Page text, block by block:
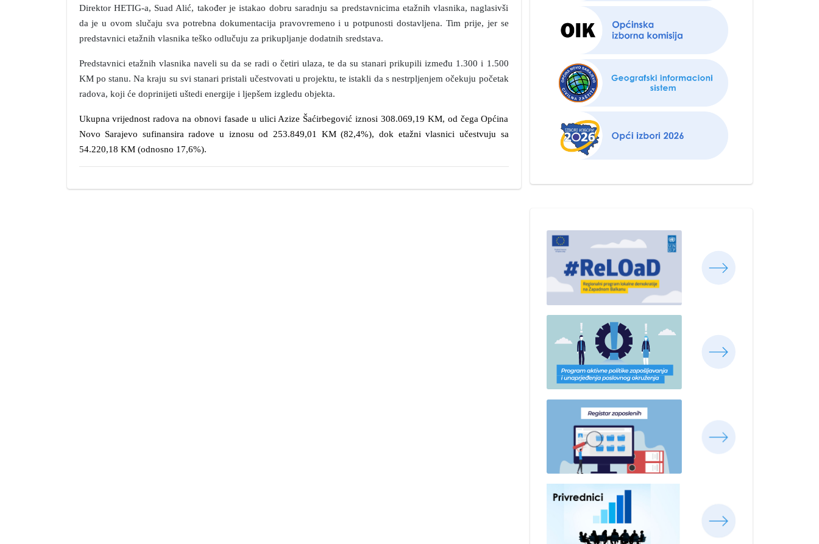
Direktor HETIG-a, Suad Alić, također je istakao dobru saradnju sa predstavnicima etažnih vlasnika, naglasivši
da je u ovom slučaju sva potrebna dokumentacija pravovremeno i u potpunosti dostavljena. Tim prije, jer se
predstavnici etažnih vlasnika teško odlučuju za prikupljanje dodatnih sredstava.
Predstavnici etažnih vlasnika naveli su da se radi o četiri ulaza, te da su stanari prikupili između 1.300 i 1.500
KM po stanu. Na kraju su svi stanari pristali učestvovati u projektu, te istakli da s nestrpljenjem očekuju početak
radova, koji će doprinijeti uštedi energije i ljepšem izgledu objekta.
Ukupna vrijednost radova na obnovi fasade u ulici Azize Šaćirbegović iznosi 308.069,19 KM, od čega Općina
Novo Sarajevo sufinansira radove u iznosu od 253.849,01 KM (82,4%), dok etažni vlasnici učestvuju sa
54.220,18 KM (odnosno 17,6%).